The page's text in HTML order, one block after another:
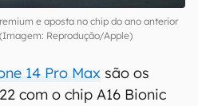
e aposta no chip do ano anterior
Reprodução/Apple)
14 Pro Max são os
com o chip A16 Bionic